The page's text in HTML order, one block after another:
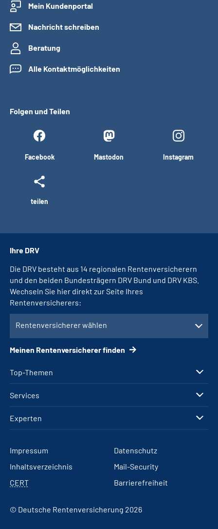
Mein Kundenportal
Nachricht schreiben
Beratung
Alle Kontaktmöglichkeiten
Folgen und Teilen
Facebook Mastodon Instagram
teilen
Top-Themen
Services
Experten
Ihre DRV
Die DRV besteht aus 14 regionalen Rentenversicherern
und den beiden Bundesträgern DRV Bund und DRV KBS.
Wechseln Sie hier direkt zur Seite Ihres
Rentenversicherers:
Rentenversicherer wählen
Meinen Rentenversicherer finden
Impressum
Datenschutz
Inhaltsverzeichnis
Mail-Security
CERT
Barrierefreiheit
© Deutsche Rentenversicherung 2026